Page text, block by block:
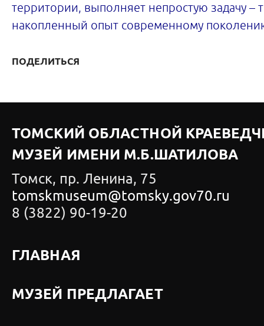
территории, выполняет непростую задачу –
накопленный опыт современному
ПОДЕЛИТЬСЯ
ТОМСКИЙ ОБЛАСТНОЙ
МУЗЕЙ ИМЕНИ М.Б.ШАТИЛОВА
Томск, пр. Ленина, 75
tomskmuseum@tomsky.gov70.ru
8 (3822) 90-19-20
ГЛАВНАЯ
МУЗЕЙ ПРЕДЛАГАЕТ